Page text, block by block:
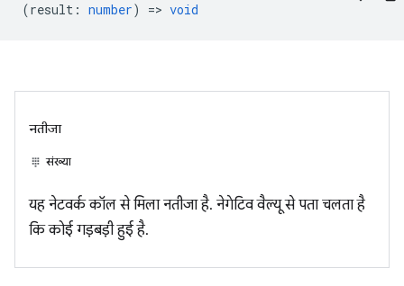
(result : number) => void
नतीजा
संख्या
यह नेटवर्क कॉल से मिला नतीजा है. नेगेटिव वैल्यू से पता चलता है
कि कोई गड़बड़ी हुई है.